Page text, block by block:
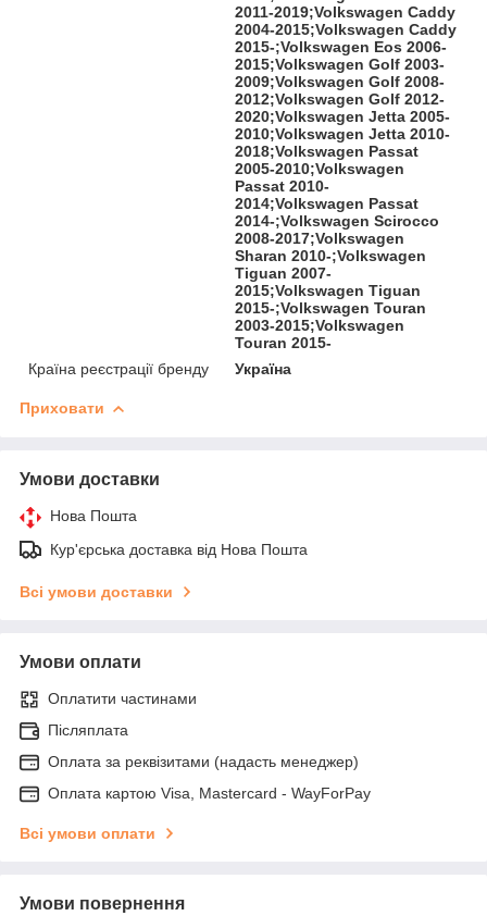
2011-2019;Volkswagen Caddy
2004-2015;Volkswagen Caddy
2015-;Volkswagen Eos 2006-
2015;Volkswagen Golf 2003-
2009;Volkswagen Golf 2008-
2012;Volkswagen Golf 2012-
2020;Volkswagen Jetta 2005-
2010;Volkswagen Jetta 2010-
2018;Volkswagen Passat
2005-2010;Volkswagen
Passat 2010-
2014;Volkswagen Passat
2014-;Volkswagen Scirocco
2008-2017;Volkswagen
Sharan 2010-;Volkswagen
Tiguan 2007-
2015;Volkswagen Tiguan
2015-;Volkswagen Touran
2003-2015;Volkswagen
Touran 2015-
Країна реєстрації бренду
Україна
Приховати
Умови доставки
Нова Пошта
Кур'єрська доставка від Нова Пошта
Всі умови доставки
Умови оплати
Оплатити частинами
Післяплата
Оплата за реквізитами (надасть менеджер)
Оплата картою Visa, Mastercard - WayForPay
Всі умови оплати
Умови повернення